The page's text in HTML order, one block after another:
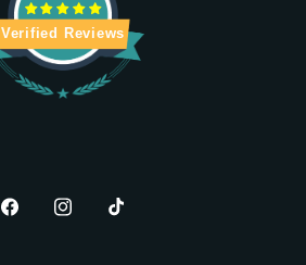
Verified Reviews
FacebookInstagram
TikTok